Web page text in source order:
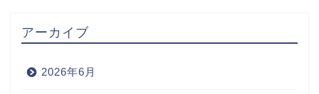
アーカイブ
2026年6月